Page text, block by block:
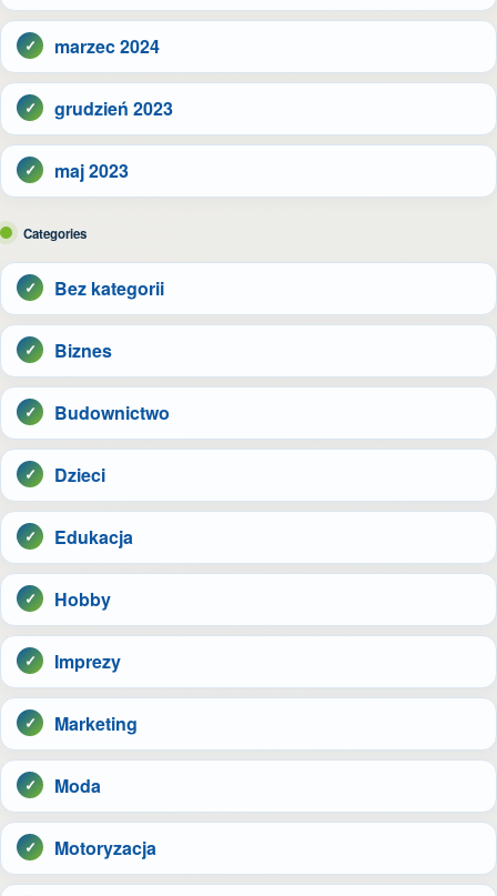
marzec 2024
grudzień 2023
maj 2023
Categories
Bez kategorii
Biznes
Budownictwo
Dzieci
Edukacja
Hobby
Imprezy
Marketing
Moda
Motoryzacja